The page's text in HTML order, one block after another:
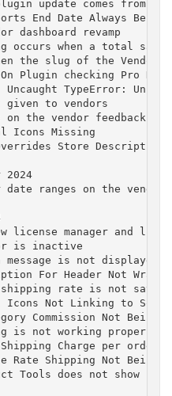
update comes from
End Date Always Be
dashboard revamp
occurs when a total
the slug of the Vendor
Plugin checking Pro
TypeError:
to vendors
on the vendor feedback
Icons Missing
Store
ranges on the vendor
license manager and
is inactive
is not displayed
For Header Not
shipping rate is not
Not Linking to
Commission Not Being
is not working properly
Charge per order
Rate Shipping Not Being
Tools does not show